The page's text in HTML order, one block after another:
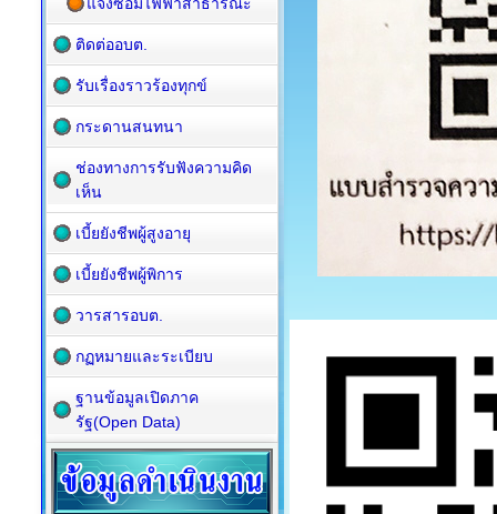
ติดต่ออบต.
รับเรื่องราวร้องทุกข์
กระดานสนทนา
ช่องทางการรับฟังความคิด
เห็น
เบี้ยยังชีพผู้สูงอายุ
เบี้ยยังชีพผู้พิการ
วารสารอบต.
กฏหมายและระเบียบ
ฐานข้อมูลเปิดภาค
รัฐ(Open Data)